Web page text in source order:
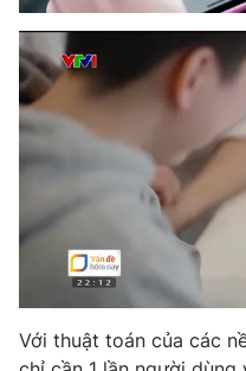
Video
VTV Money
VTV Sức khoẻ
Thị trường 24h
VTV4
Với thuật toán của các